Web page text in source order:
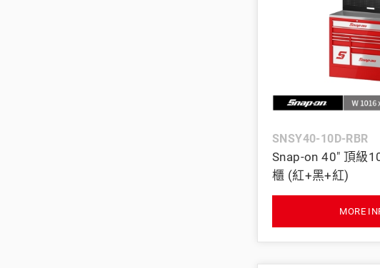
SNSY40-10D-RBR
Snap-on 40" 頂級
櫃 (紅+黑+紅)
MORE